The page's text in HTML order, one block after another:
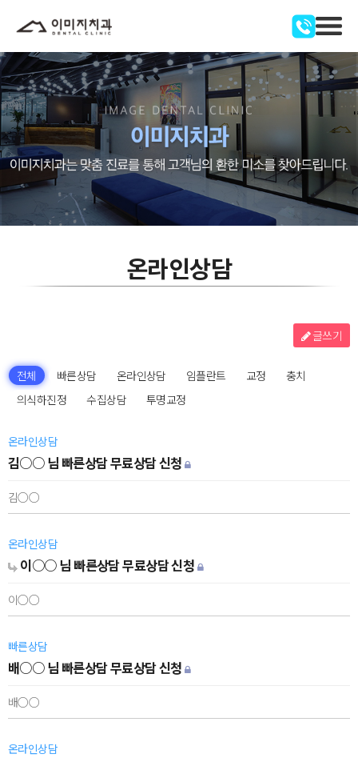
온라인상담
글쓰기
전체 빠른상담 온라인상담 임플란트 교정
충치
의식하진정
수집상담 투명교정
온라인상담
김○○ 님 빠른상담 무료상담 신청
김○○
온라인상담
이○○ 님 빠른상담 무료상담 신청
이○○
빠른상담
배○○ 님 빠른상담 무료상담 신청
배○○
온라인상담